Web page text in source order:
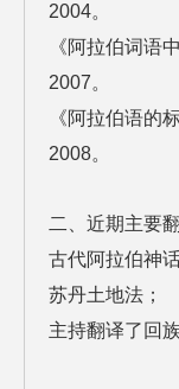
2004。
《阿拉伯词语
2007。
《阿拉伯语的
2008。
二、近期主要
古代阿拉伯神话
苏丹土地法；
主持翻译了回